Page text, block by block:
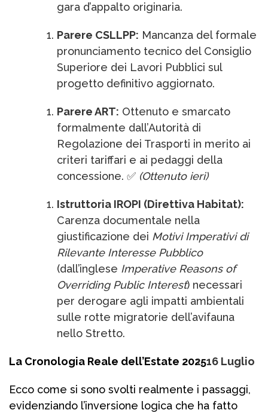
gara d’appalto originaria.
Parere CSLLPP: Mancanza del formale
pronunciamento tecnico del Consiglio
Superiore dei Lavori Pubblici sul
progetto definitivo aggiornato.
Parere ART: Ottenuto e smarcato
formalmente dall’Autorità di
Regolazione dei Trasporti in merito ai
criteri tariffari e ai pedaggi della
concessione. ✅ (Ottenuto ieri)
Istruttoria IROPI (Direttiva Habitat):
Carenza documentale nella
giustificazione dei Motivi Imperativi di
Rilevante Interesse Pubblico
(dall’inglese Imperative Reasons of
Overriding Public Interest) necessari
per derogare agli impatti ambientali
sulle rotte migratorie dell’avifauna
nello Stretto.
La Cronologia Reale dell’Estate 2025
Ecco come si sono svolti realmente i passaggi,
evidenziando l’inversione logica che ha fatto
16 Luglio